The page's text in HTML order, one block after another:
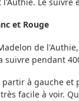
et Rouge
de
suivre pendant
partir à gauche et
facile à voir.